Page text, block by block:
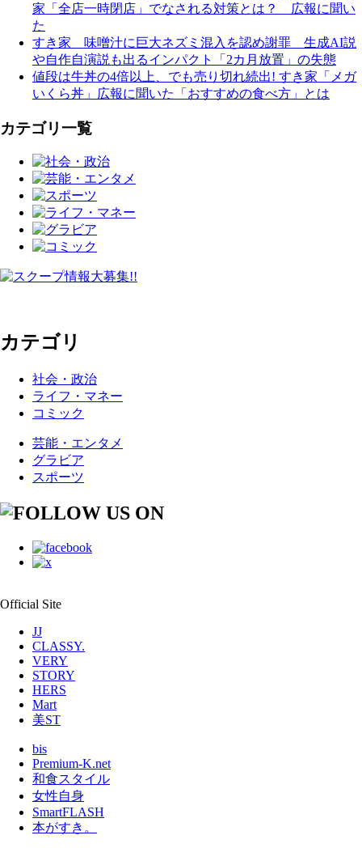
家「全店一時閉店」でなされる対策とは？ 広報に聞い
た
すき家 味噌汁に巨大ネズミ混入を認め謝罪 生成AI説
や自作自演説も出るインパクト「2カ月放置」の失態
値段は牛丼の4倍以上、でも売り切れ続出! すき家「メガ
いくら丼」広報に聞いた「おすすめの食べ方」とは
カテゴリ一覧
カテゴリ
社会・政治
ライフ・マネー
コミック
芸能・エンタメ
グラビア
スポーツ
Official Site
JJ
CLASSY.
VERY
STORY
HERS
Mart
美ST
bis
Premium-K.net
和食スタイル
女性自身
SmartFLASH
本がすき。